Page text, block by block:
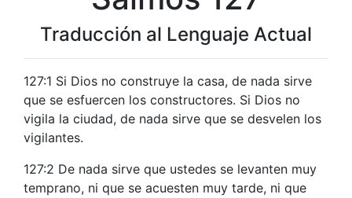
Traducción al Lenguaje Actual
127:1 Si Dios no construye la casa, de nada sirve
que se esfuercen los constructores. Si Dios no
vigila la ciudad, de nada sirve que se desvelen los
vigilantes.
127:2 De nada sirve que ustedes se levanten muy
temprano, ni que se acuesten muy tarde, ni que